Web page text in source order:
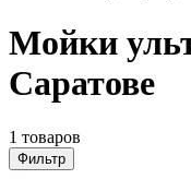
Мойки
Саратове
1 товаров
Фильтр